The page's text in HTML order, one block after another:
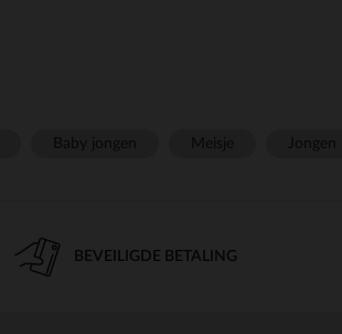
BEVEILIGDE BETALING